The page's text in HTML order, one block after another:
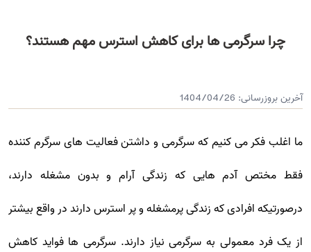
چرا سرگرمی ها برای کاهش استرس مهم هستند؟
آخرین بروزرسانی: 1404/04/26
ما اغلب فکر می کنیم که سرگرمی و داشتن فعالیت های سرگرم کننده
فقط مختص آدم هایی که زندگی آرام و بدون مشغله دارند،
درصورتیکه افرادی که زندگی پرمشغله و پر استرس دارند در واقع بیشتر
از یک فرد معمولی به سرگرمی نیاز دارند. سرگرمی ها فواید کاهش